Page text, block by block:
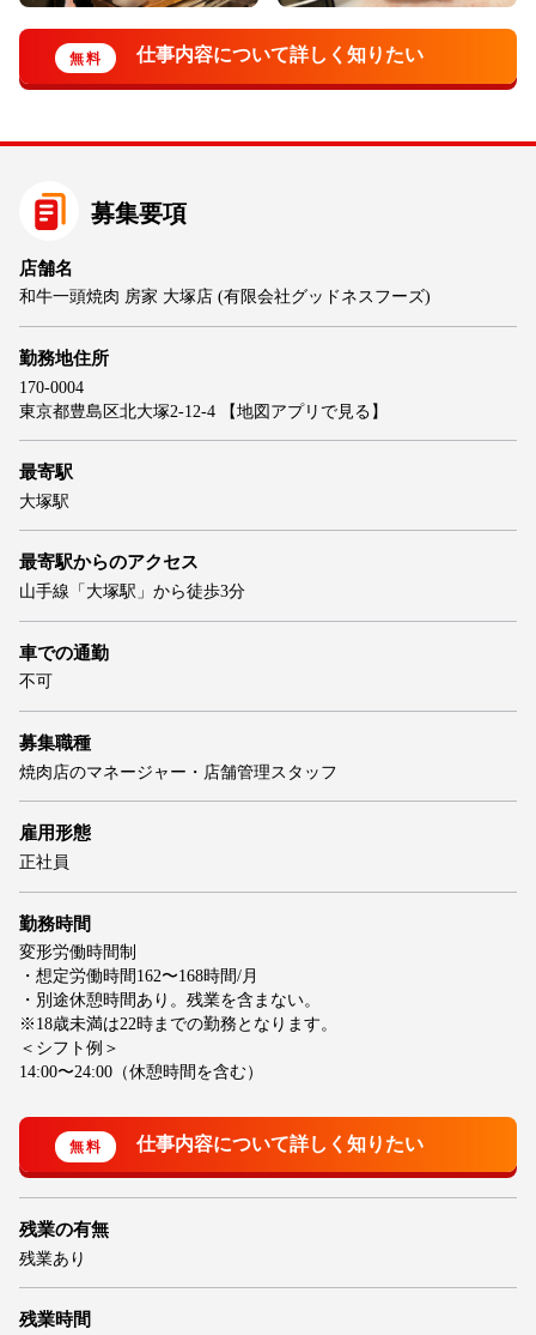
募集要項
店舗名
和牛一頭焼肉 房家 大塚店 (有限会社グッドネスフーズ)
勤務地住所
170-0004
東京都豊島区北大塚2-12-4
【地図アプリで見る】
最寄駅
大塚駅
最寄駅からのアクセス
山手線「大塚駅」から徒歩3分
車での通勤
不可
募集職種
焼肉店のマネージャー・店舗管理スタッフ
雇用形態
正社員
勤務時間
変形労働時間制
・想定労働時間162〜168時間/月
・別途休憩時間あり。残業を含まない。
※18歳未満は22時までの勤務となります。
＜シフト例＞
14:00〜24:00（休憩時間を含む）
残業の有無
残業あり
残業時間